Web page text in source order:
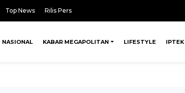
Top News Rilis Pers
NASIONAL KABAR MEGAPOLITAN LIFESTYLE IPTEK